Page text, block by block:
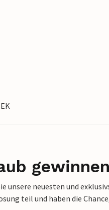
gewinnen
unsere neuesten und
teil und haben die